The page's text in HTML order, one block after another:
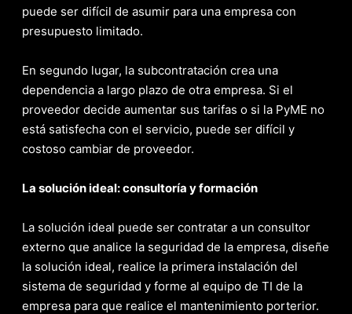
puede ser difícil de asumir para una empresa con
presupuesto limitado.
En segundo lugar, la subcontratación crea una
dependencia a largo plazo de otra empresa. Si el
proveedor decide aumentar sus tarifas o si la PyME no
está satisfecha con el servicio, puede ser difícil y
costoso cambiar de proveedor.
La solución ideal: consultoría y formación
La solución ideal puede ser contratar a un consultor
externo que analice la seguridad de la empresa, diseñe
la solución ideal, realice la primera instalación del
sistema de seguridad y forme al equipo de TI de la
empresa para que realice el mantenimiento porterior.